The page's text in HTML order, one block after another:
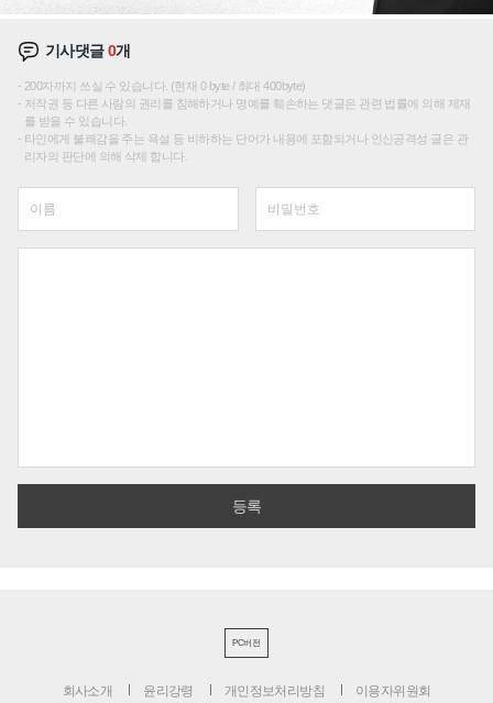
기사댓글0개
200자까지 쓰실 수 있습니다. (현재 0 byte / 최대 400byte)
저작권 등 다른 사람의 권리를 침해하거나 명예를 훼손하는 댓글은 관련 법률에 의해 제재
를 받을 수 있습니다.
타인에게 불쾌감을 주는 욕설 등 비하하는 단어가 내용에 포함되거나 인신공격성 글은 관
리자의 판단에 의해 삭제 합니다.
PC버전
회사소개 윤리강령 개인정보처리방침 이용자위원회